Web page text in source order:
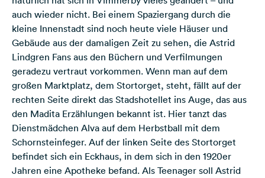
auch wieder nicht. Bei einem Spaziergang durch die
kleine Innenstadt sind noch heute viele Häuser und
Gebäude aus der damaligen Zeit zu sehen, die Astrid
Lindgren Fans aus den Büchern und Verfilmungen
geradezu vertraut vorkommen. Wenn man auf dem
großen Marktplatz, dem Stortorget, steht, fällt auf der
rechten Seite direkt das Stadshotellet ins Auge, das aus
den Madita Erzählungen bekannt ist. Hier tanzt das
Dienstmädchen Alva auf dem Herbstball mit dem
Schornsteinfeger. Auf der linken Seite des Stortorget
befindet sich ein Eckhaus, in dem sich in den 1920er
Jahren eine Apotheke befand. Als Teenager soll Astrid